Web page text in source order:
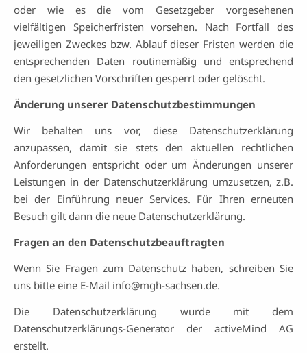
oder wie es die vom Gesetzgeber vorgesehenen
vielfältigen Speicherfristen vorsehen. Nach Fortfall des
jeweiligen Zweckes bzw. Ablauf dieser Fristen werden die
entsprechenden Daten routinemäßig und entsprechend
den gesetzlichen Vorschriften gesperrt oder gelöscht.
Änderung unserer Datenschutzbestimmungen
Wir behalten uns vor, diese Datenschutzerklärung
anzupassen, damit sie stets den aktuellen rechtlichen
Anforderungen entspricht oder um Änderungen unserer
Leistungen in der Datenschutzerklärung umzusetzen, z.B.
bei der Einführung neuer Services. Für Ihren erneuten
Besuch gilt dann die neue Datenschutzerklärung.
Fragen an den Datenschutzbeauftragten
Wenn Sie Fragen zum Datenschutz haben, schreiben Sie
uns bitte eine E-Mail info@mgh-sachsen.de.
Die Datenschutzerklärung wurde mit dem
Datenschutzerklärungs-Generator der activeMind AG
erstellt.